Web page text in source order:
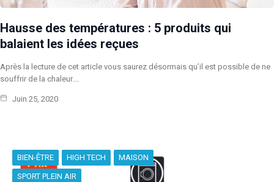
Hausse des températures : 5 produits qui
balaient les idées reçues
Après la lecture de cet article vous saurez désormais qu’il est possible de ne
souffrir de la chaleur.…
Juin 25, 2020
BIEN-ÊTRE HIGH TECH MAISON
SPORT PLEIN AIR